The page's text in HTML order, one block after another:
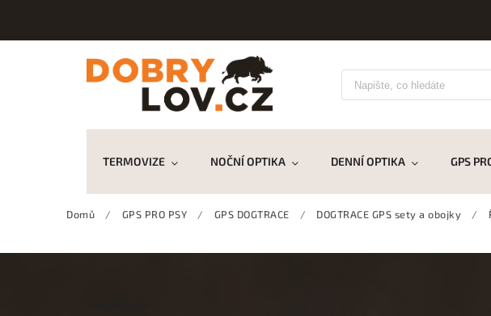
TERMOVIZE NOČNÍ OPTIKA DENNÍ OPTIKA GPS
Domů / GPS PRO PSY / GPS DOGTRACE / DOGTRACE GPS sety a obojky /